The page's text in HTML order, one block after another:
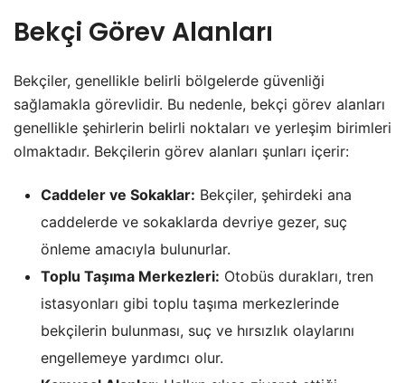
Bekçi Görev Alanları
Bekçiler, genellikle belirli bölgelerde güvenliği
sağlamakla görevlidir. Bu nedenle, bekçi görev alanları
genellikle şehirlerin belirli noktaları ve yerleşim birimleri
olmaktadır. Bekçilerin görev alanları şunları içerir:
Caddeler ve Sokaklar: Bekçiler, şehirdeki ana
caddelerde ve sokaklarda devriye gezer, suç
önleme amacıyla bulunurlar.
Toplu Taşıma Merkezleri: Otobüs durakları, tren
istasyonları gibi toplu taşıma merkezlerinde
bekçilerin bulunması, suç ve hırsızlık olaylarını
engellemeye yardımcı olur.